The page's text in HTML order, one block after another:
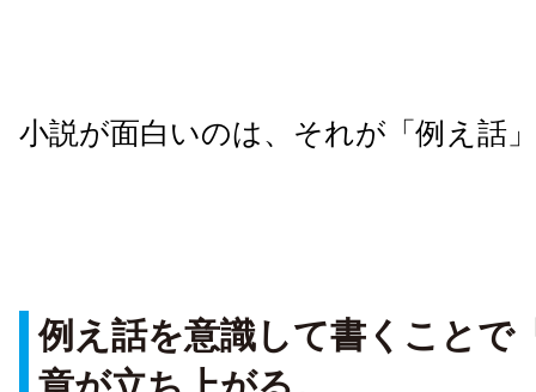
小説が面白いのは、それが「例え話
例え話を意識して書くことで